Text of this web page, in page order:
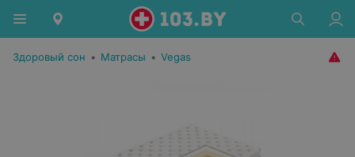
Здоровый сон • Матрасы • Vegas